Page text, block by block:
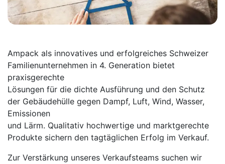
Ampack als innovatives und erfolgreiches Schweizer
Familienunternehmen in 4. Generation bietet
praxisgerechte
Lösungen für die dichte Ausführung und den Schutz
der Gebäudehülle gegen Dampf, Luft, Wind, Wasser,
Emissionen
und Lärm. Qualitativ hochwertige und marktgerechte
Produkte sichern den tagtäglichen Erfolg im Verkauf.
Zur Verstärkung unseres Verkaufsteams suchen wir